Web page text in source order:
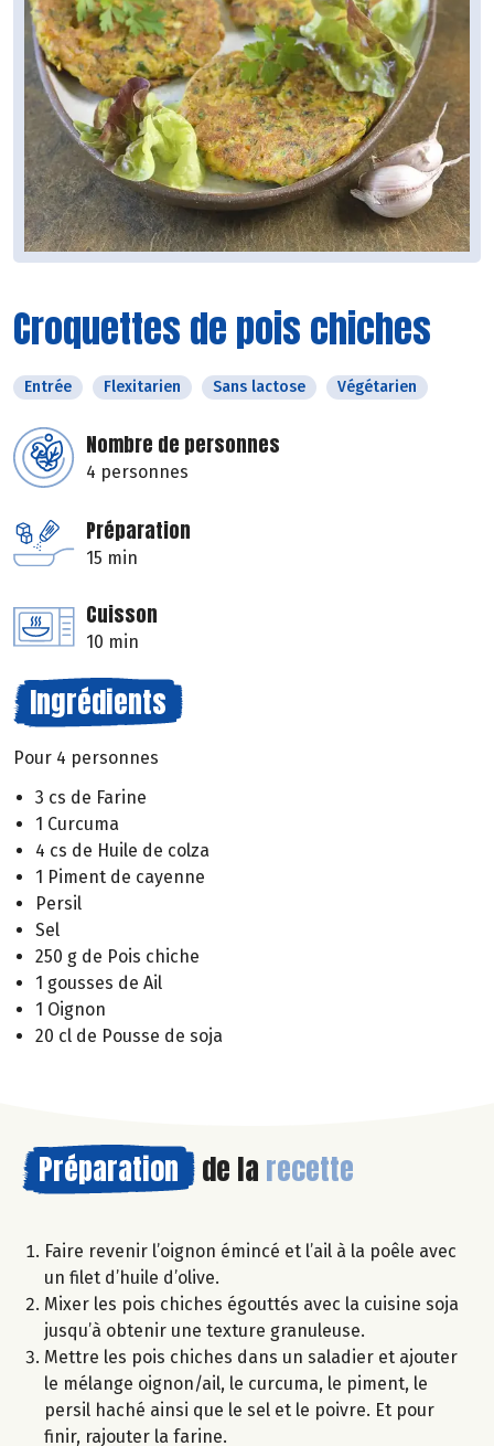
Croquettes de pois chiches
Entrée Flexitarien Sans lactose Végétarien
Nombre de personnes
4 personnes
Préparation
15 min
Cuisson
10 min
Ingrédients
Pour 4 personnes
3 cs de Farine
1 Curcuma
4 cs de Huile de colza
1 Piment de cayenne
Persil
Sel
250 g de Pois chiche
1 gousses de Ail
1 Oignon
20 cl de Pousse de soja
Préparation de la recette
Faire revenir l’oignon émincé et l’ail à la poêle avec
un filet d’huile d’olive.
Mixer les pois chiches égouttés avec la cuisine soja
jusqu’à obtenir une texture granuleuse.
Mettre les pois chiches dans un saladier et ajouter
le mélange oignon/ail, le curcuma, le piment, le
persil haché ainsi que le sel et le poivre. Et pour
finir, rajouter la farine.